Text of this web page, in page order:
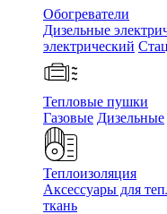
Обогреватели
Дизельные
электрический
Тепловые пушки
Газовые Дизельные
Теплоизоляция
Аксессуары для
ткань